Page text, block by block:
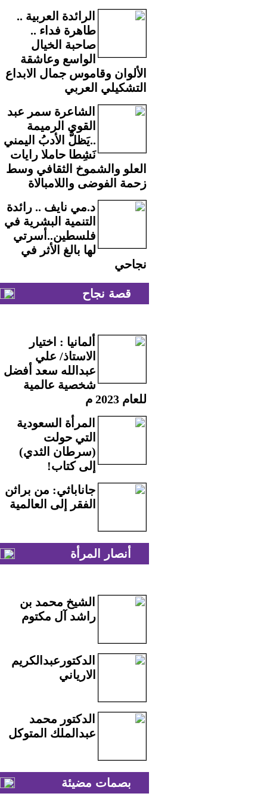
الرائدة العربية ..
طاهرة فداء ..
صاحبة الخيال
الواسع وعاشقة
الألوان وقاموس جمال الابداع
التشكيلي العربي
الشاعرة سمر عبد
القوي الرميمة
..يَظلُّ الأدبُ اليمني
نَشِطا حاملا رايات
العلو والشموخ الثقافي وسط
زحمة الفوضى واللامبالاة
د.مي نايف .. رائدة
التنمية البشرية في
فلسطين..أسرتي
لها بالغ الأثر في
نجاحي
قصة نجاح
ألمانيا : اختيار
الاستاذ/ علي
عبدالله سعد أفضل
شخصية عالمية
للعام 2023 م
المرأة السعودية
التي حولت
(سرطان الثدي)
إلى كتاب!
جاناباثي: من براثن
الفقر إلى العالمية
أنصار المرأة
الشيخ محمد بن
راشد آل مكتوم
الدكتورعبدالكريم
الارياني
الدكتور محمد
عبدالملك المتوكل
بصمات مضيئة